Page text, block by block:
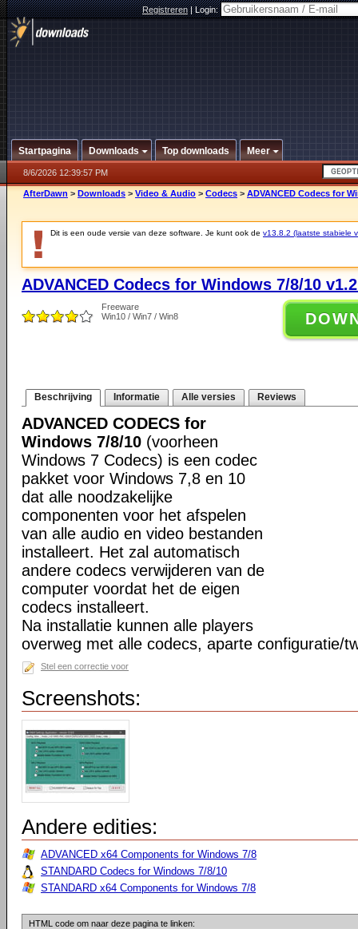
Registreren|Login:
Startpagina Downloads Top downloads Meer
8/6/2026 12:39:57 PM
AfterDawn > Downloads > Video & Audio > Codecs > ADVANCED Codecs for
Dit is een oude versie van deze software. Je kunt ook de v13.8.2 (laatste stabiele
ADVANCED Codecs for Windows 7/8/10
Freeware
Win10 / Win7 / Win8
Beschrijving Informatie Alle versies Reviews
ADVANCED CODECS for
Windows 7/8/10 (voorheen
Windows 7 Codecs) is een codec
pakket voor Windows 7,8 en 10
dat alle noodzakelijke
componenten voor het afspelen
van alle audio en video bestanden
installeert. Het zal automatisch
andere codecs verwijderen van de
computer voordat het de eigen
codecs installeert.
Na installatie kunnen alle players
overweg met alle codecs, aparte configuratie/
Stel een correctie voor
Screenshots:
Andere edities:
ADVANCED x64 Components for Windows 7/8
STANDARD Codecs for Windows 7/8/10
STANDARD x64 Components for Windows 7/8
HTML code om naar deze pagina te linken: